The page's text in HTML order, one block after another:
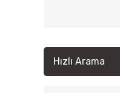
Hızlı Arama